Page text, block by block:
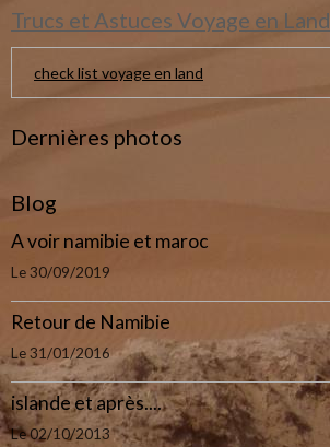
Trucs et Astuces Voyage en Land
check list voyage en land
Dernières photos
Blog
A voir namibie et maroc
Le 30/09/2019
Retour de Namibie
Le 31/01/2016
islande et après....
Le 02/10/2013